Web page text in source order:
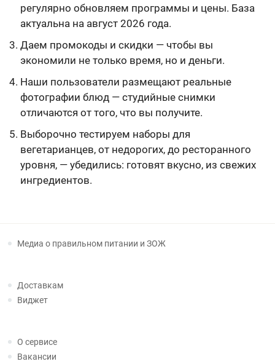
регулярно обновляем программы и цены. База
актуальна на август 2026 года.
Даем промокоды и скидки — чтобы вы
экономили не только время, но и деньги.
Наши пользователи размещают реальные
фотографии блюд — студийные снимки
отличаются от того, что вы получите.
Выборочно тестируем наборы для
вегетарианцев, от недорогих, до ресторанного
уровня, — убедились: готовят вкусно, из свежих
ингредиентов.
Медиа о правильном питании и ЗОЖ
Доставкам
Виджет
О сервисе
Вакансии